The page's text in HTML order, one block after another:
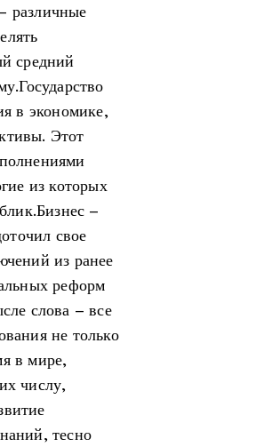
различные
средний
в экономике,
Этот
из которых
–
свое
из ранее
реформ
слова – все
не только
в мире,
числу,
тесно